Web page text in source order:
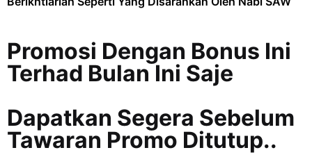
Promosi Dengan Bonus Ini
Terhad Bulan Ini Saje
Dapatkan Segera Sebelum
Tawaran Promo Ditutup..